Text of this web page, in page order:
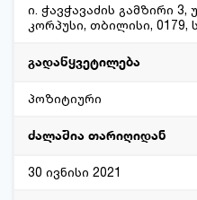
ი. ჭავჭავაძის გამზირი 3,
კორპუსი, თბილისი,
გადაწყვეტილება
პოზიტიური
ძალაშია თარიღიდან
30 ივნისი 2021